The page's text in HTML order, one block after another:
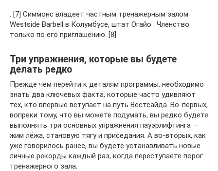
. [7] Симмонс владеет частным тренажерным залом
Westside Barbell в Колумбусе, штат Огайо . Членство
только по его приглашению. [8]
Три упражнения, которые вы будете
делать редко
Прежде чем перейти к деталям программы, необходимо
знать два ключевых факта, которые часто удивляют
тех, кто впервые вступает на путь Вестсайда. Во-первых,
вопреки тому, что вы можете подумать, вы редко будете
выполнять три основных упражнения пауэрлифтинга —
жим лёжа, становую тягу и приседания. А во-вторых, как
уже говорилось ранее, вы будете устанавливать новые
личные рекорды каждый раз, когда переступаете порог
тренажерного зала.